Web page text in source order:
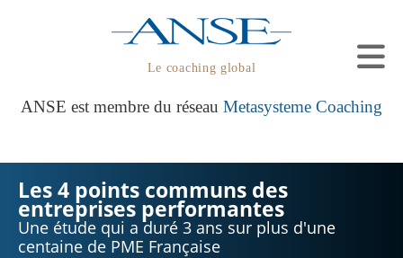
Le coaching global
ANSE est membre du réseau Metasysteme Coaching
Les 4 points communs des
entreprises performantes
Une étude qui a duré 3 ans sur plus d'une
centaine de PME Française